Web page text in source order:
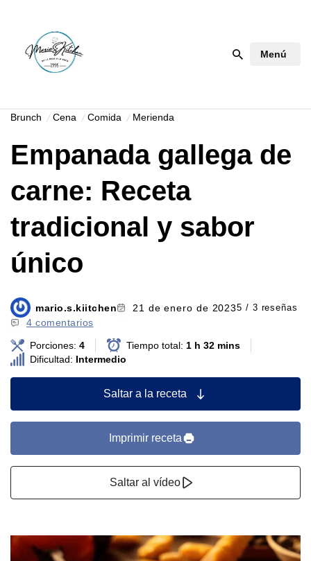
Saltar
contenido
Menú
Brunch Cena Comida Merienda
Empanada gallega de
carne: Receta
tradicional y sabor
único
mario.s.kiitchen 21 de enero de 20235 / 3 reseñas
4 comentarios
Porciones: 4 Tiempo total: 1 h 32 mins
Dificultad: Intermedio
Saltar a la receta
Imprimir receta
Saltar al vídeo